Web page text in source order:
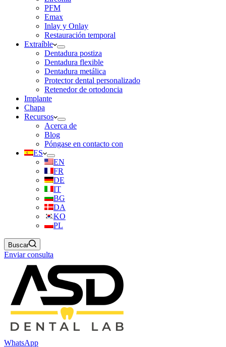
PFM
Emax
Inlay y Onlay
Restauración temporal
Extraíble
Dentadura postiza
Dentadura flexible
Dentadura metálica
Protector dental personalizado
Retenedor de ortodoncia
Implante
Chapa
Recursos
Acerca de
Blog
Póngase en contacto con
ES
EN
FR
DE
IT
BG
DA
KO
PL
Buscar
Enviar consulta
WhatsApp